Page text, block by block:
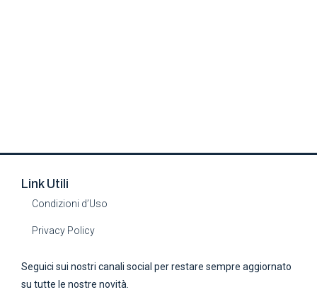
Link Utili
Condizioni d’Uso
Privacy Policy
Seguici sui nostri canali social per restare sempre aggiornato
su tutte le nostre novità.